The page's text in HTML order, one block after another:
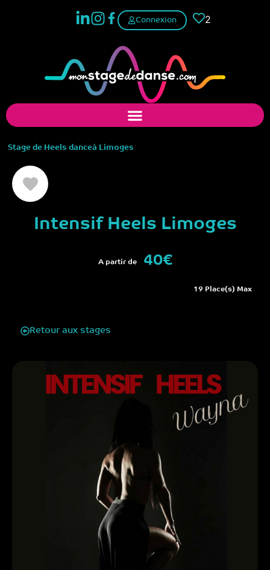
Connexion 2
Stage de Heels danceà Limoges
Intensif Heels Limoges
A partir de 40€
19 Place(s) Max
Retour aux stages